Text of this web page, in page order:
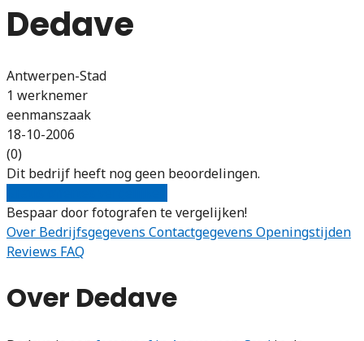
Dedave
Antwerpen-Stad
1 werknemer
eenmanszaak
18-10-2006
(0)
Dit bedrijf heeft nog geen beoordelingen.
Bespaar door fotografen te vergelijken!
Over Bedrijfsgegevens Contactgegevens Openingstijden
Reviews FAQ
Over Dedave